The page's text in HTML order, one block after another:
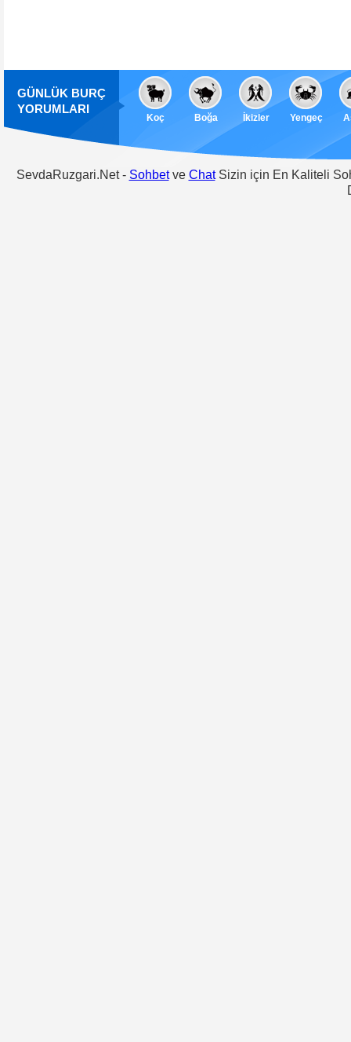
GÜNLÜK BURÇ
YORUMLARI
Koç Boğa İkizler Yengeç
SevdaRuzgari.Net - Sohbetve ChatSizin için En Kaliteli